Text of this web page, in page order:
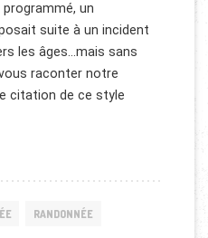
un
suite à un incident
les âges…mais sans
raconter notre
citation de ce style
SINAÏ
RANDONNÉE